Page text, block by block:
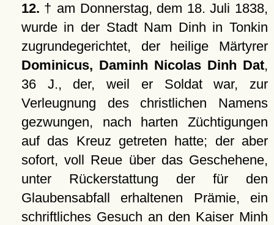
12. † am Donnerstag, dem 18. Juli 1838,
wurde in der Stadt Nam Dinh in Tonkin
zugrundegerichtet, der heilige Märtyrer
Dominicus, Daminh Nicolas Dinh Dat,
36 J., der, weil er Soldat war, zur
Verleugnung des christlichen Namens
gezwungen, nach harten Züchtigungen
auf das Kreuz getreten hatte; der aber
sofort, voll Reue über das Geschehene,
unter Rückerstattung der für den
Glaubensabfall erhaltenen Prämie, ein
schriftliches Gesuch an den Kaiser Minh